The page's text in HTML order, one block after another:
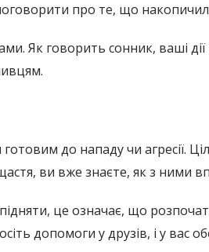
про те, що
Як говорить сонник, ваші
до нападу чи агресії.
ви вже знаєте, як з ними
це означає, що
допомоги у друзів, і у вас